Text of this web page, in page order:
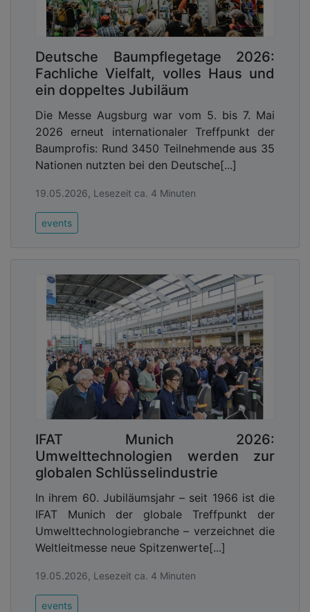
Deutsche Baumpflegetage 2026:
Fachliche Vielfalt, volles Haus und
ein doppeltes Jubiläum
Die Messe Augsburg war vom 5. bis 7. Mai
2026 erneut internationaler Treffpunkt der
Baumprofis: Rund 3450 Teilnehmende aus 35
Nationen nutzten bei den Deutsche[...]
19.05.2026, Lesezeit ca. 4 Minuten
events
IFAT Munich 2026:
Umwelttechnologien werden zur
globalen Schlüsselindustrie
In ihrem 60. Jubiläumsjahr – seit 1966 ist die
IFAT Munich der globale Treffpunkt der
Umwelttechnologiebranche – verzeichnet die
Weltleitmesse neue Spitzenwerte[...]
19.05.2026, Lesezeit ca. 4 Minuten
events